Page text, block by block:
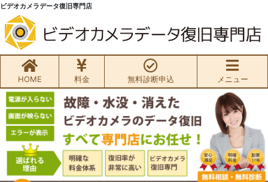
ビデオカメラデータ復旧専門店
HOME 料金 無料診断申込 メニュー
無料初期診断お申込み
ビデオカメラ データ復旧HOME
料金・メニュー